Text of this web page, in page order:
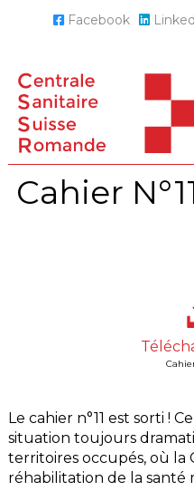
Facebook
Cahier
Le cahier n°11 est sorti !
situation toujours
territoires occupés, où la
réhabilitation de la santé